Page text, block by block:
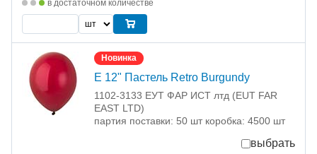
в достаточном количестве
Новинка
Е 12" Пастель Retro Burgundy
1102-3133 ЕУТ ФАР ИСТ лтд (EUT FAR
EAST LTD)
партия поставки: 50 шт коробка: 4500 шт
выбрать